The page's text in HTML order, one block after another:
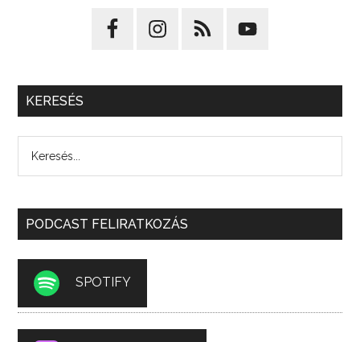
KERESÉS
PODCAST FELIRATKOZÁS
SPOTIFY